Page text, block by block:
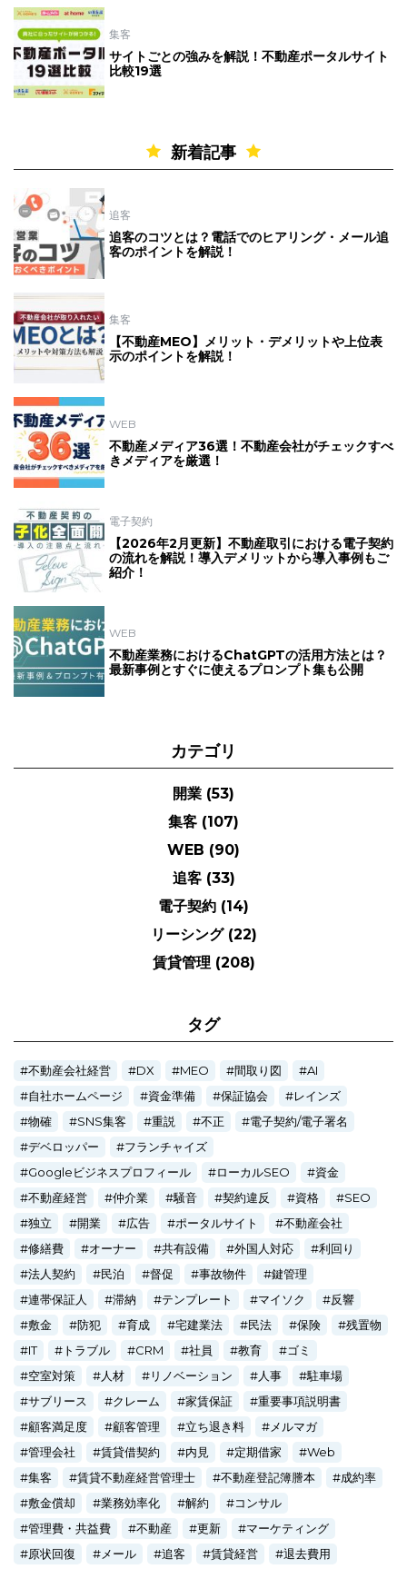
集客
サイトごとの強みを解説！不動産ポータルサイト
比較19選
新着記事
追客
追客のコツとは？電話でのヒアリング・メール追
客のポイントを解説！
集客
【不動産MEO】メリット・デメリットや上位表
示のポイントを解説！
WEB
不動産メディア36選！不動産会社がチェックすべ
きメディアを厳選！
電子契約
【2026年2月更新】不動産取引における電子契約
の流れを解説！導入デメリットから導入事例もご
紹介！
WEB
不動産業務におけるChatGPTの活用方法とは？
最新事例とすぐに使えるプロンプト集も公開
カテゴリ
開業 (53)
集客 (107)
WEB (90)
追客 (33)
電子契約 (14)
リーシング (22)
賃貸管理 (208)
タグ
不動産会社経営 DX MEO 間取り図
AI
自社ホームページ
資金準備 保証協会
レインズ
物確
SNS集客 重説 不正
電子契約/電子署名
デベロッパー
フランチャイズ
Googleビジネスプロフィール
ローカルSEO
資金
不動産経営
仲介業 騒音 契約違反 資格
SEO
独立
開業 広告 ポータルサイト
不動産会社
修繕費
オーナー 共有設備 外国人対応
利回り
法人契約
民泊 督促 事故物件
鍵管理
連帯保証人
滞納 テンプレート マイソク
反響
敷金
防犯 育成 宅建業法 民法 保険
残置物
IT
トラブル CRM 社員 教育
ゴミ
空室対策
人材 リノベーション 人事
駐車場
サブリース
クレーム 家賃保証
重要事項説明書
顧客満足度
顧客管理 立ち退き料
メルマガ
管理会社
賃貸借契約 内見 定期借家
Web
集客
賃貸不動産経営管理士 不動産登記簿謄本
成約率
敷金償却
業務効率化 解約
コンサル
管理費・共益費
不動産 更新
マーケティング
原状回復
メール 追客 賃貸経営
退去費用